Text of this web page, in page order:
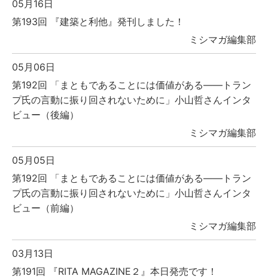
05月16日
第193回 『建築と利他』発刊しました！
ミシマガ編集部
05月06日
第192回 「まともであることには価値がある――トラン
プ氏の言動に振り回されないために」小山哲さんインタ
ビュー（後編）
ミシマガ編集部
05月05日
第192回 「まともであることには価値がある――トラン
プ氏の言動に振り回されないために」小山哲さんインタ
ビュー（前編）
ミシマガ編集部
03月13日
第191回 『RITA MAGAZINE２』本日発売です！